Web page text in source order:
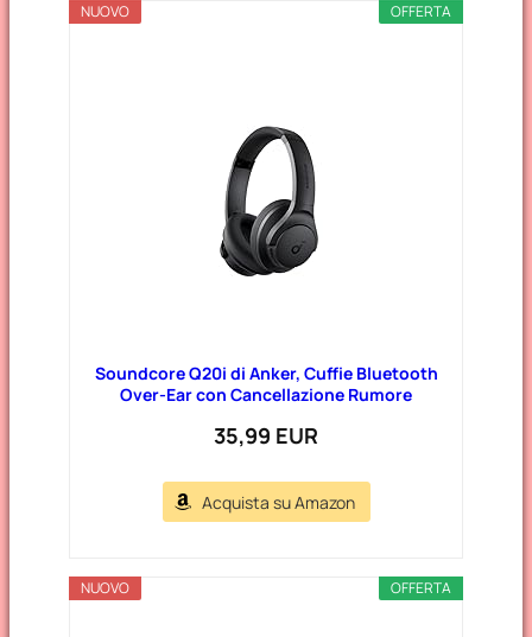
OFFERTA
NUOVO
Soundcore Q20i di Anker, Cuffie Bluetooth
Over-Ear con Cancellazione Rumore
35,99 EUR
Acquista su Amazon
OFFERTA
NUOVO